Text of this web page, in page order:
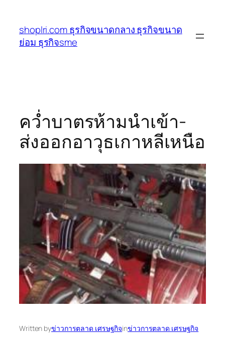
เนื้อหา
shoplri.com ธุรกิจขนาดกลาง ธุรกิจขนาด
ย่อม ธุรกิจsme
คว่ำบาตรห้ามนำเข้า-
ส่งออกอาวุธเกาหลีเหนือ
Written byข่าวการตลาด เศรษฐกิจinข่าวการตลาด เศรษฐกิจ